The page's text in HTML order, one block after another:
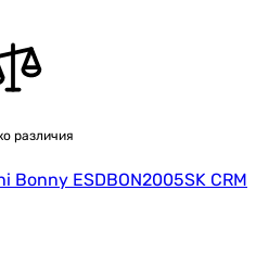
различия
Bonny ESDBON2005SK CRM